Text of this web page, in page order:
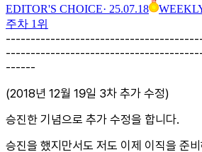
EDITOR'S CHOICE· 25.07.18
주차 1위
------
(2018년 12월 19일 3차 추가 수정)
승진한 기념으로 추가 수정을 합니다.
승진을 했지만서도 저도 이제 이직을 준